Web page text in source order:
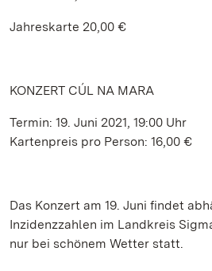
Jahreskarte 20,00 €
KONZERT CÚL NA MARA
Termin: 19. Juni 2021, 19:00 Uhr
Kartenpreis pro Person: 16,00 €
Das Konzert am 19. Juni findet
Inzidenzzahlen im Landkreis
nur bei schönem Wetter statt.